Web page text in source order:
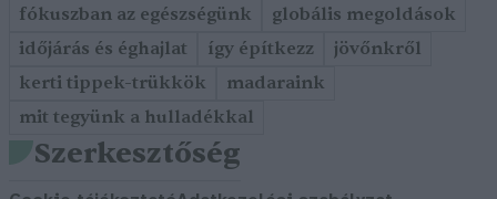
fókuszban az egészségünk
globális megoldások
időjárás és éghajlat
így építkezz
jövőnkről
kerti tippek-trükkök
madaraink
mit tegyünk a hulladékkal
Szerkesztőség